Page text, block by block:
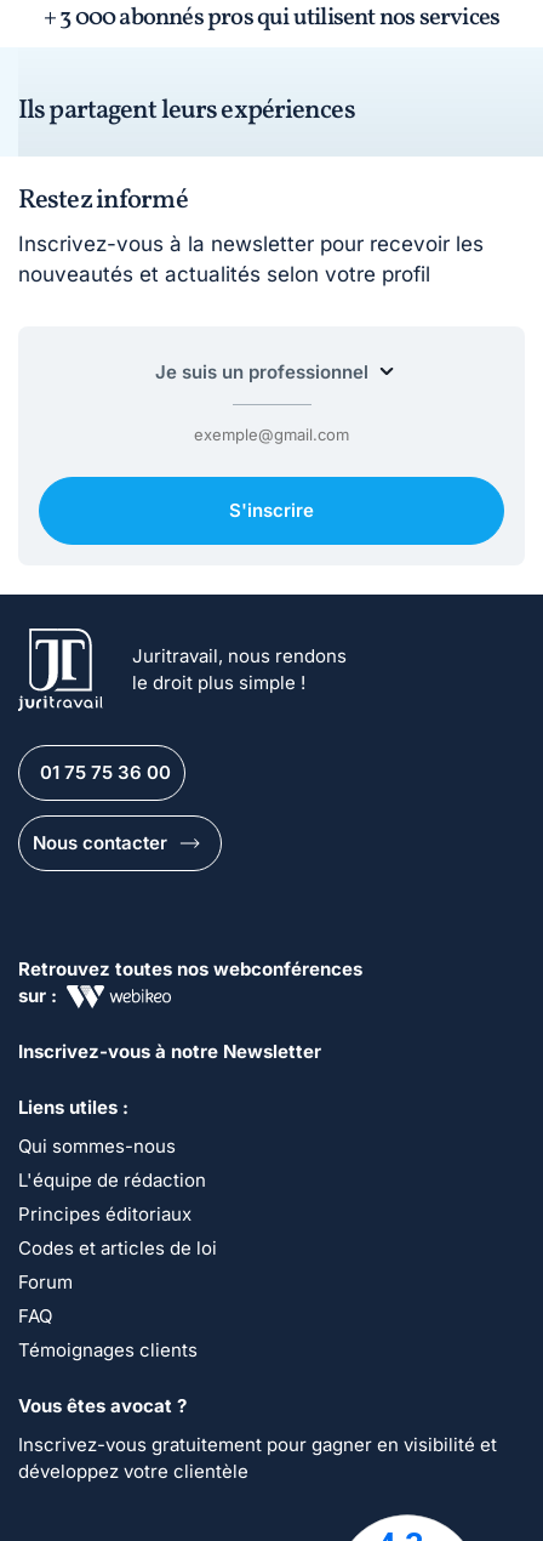
+ 3 000 abonnés pros qui utilisent nos services
Ils partagent leurs expériences
Restez informé
Inscrivez-vous à la newsletter pour recevoir les
nouveautés et actualités selon votre profil
S'inscrire
Juritravail, nous rendons
le droit plus simple !
01 75 75 36 00
Nous contacter
Retrouvez toutes nos webconférences
sur :
Inscrivez-vous à notre Newsletter
Liens utiles :
Qui sommes-nous
L'équipe de rédaction
Principes éditoriaux
Codes et articles de loi
Forum
FAQ
Témoignages clients
Vous êtes avocat ?
Inscrivez-vous gratuitement pour gagner en visibilité et
développez votre clientèle